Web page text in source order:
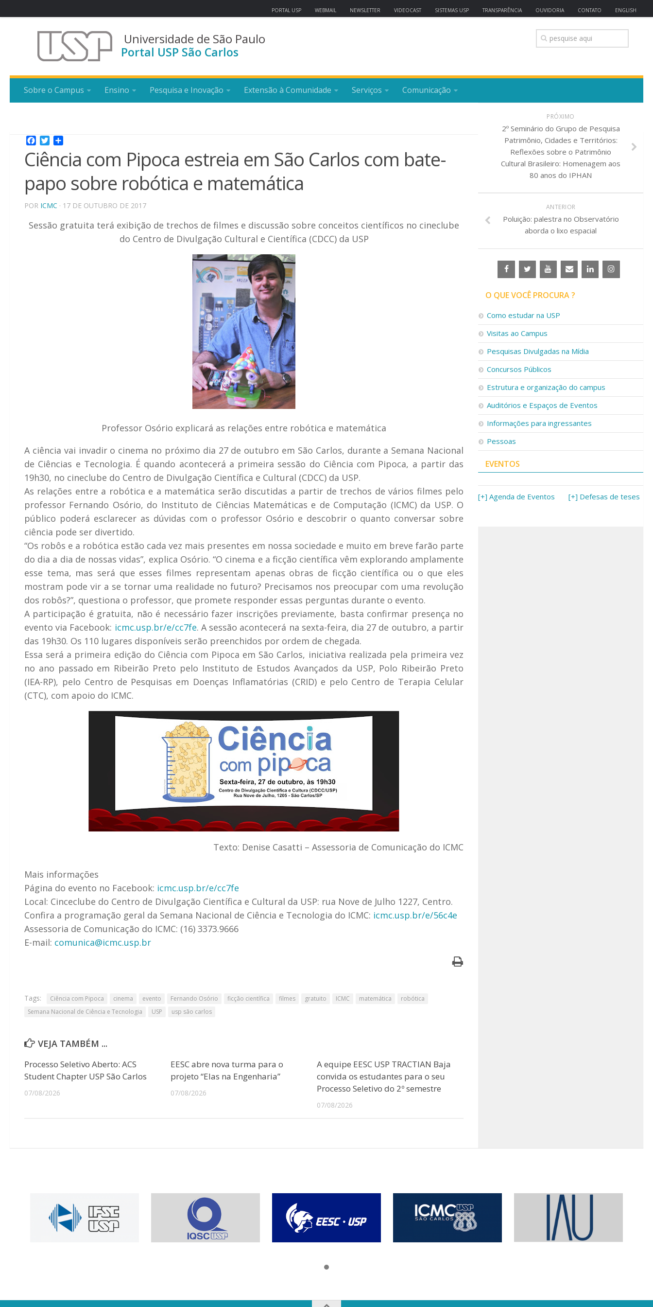
PORTAL USP WEBMAIL NEWSLETTER VIDEOCAST SISTEMAS USP TRANSPARÊNCIA OUVIDORIA CONTATO ENGLISH
Universidade de São Paulo
Portal USP São Carlos
Sobre o Campus Ensino Pesquisa e Inovação Extensão à Comunidade Serviços Comunicação
Facebook
Twitter
Ciência com Pipoca estreia em São Carlos com bate-
papo sobre robótica e matemática
POR ICMC · 17 DE OUTUBRO DE 2017
Sessão gratuita terá exibição de trechos de filmes e discussão sobre conceitos científicos no cineclube
do Centro de Divulgação Cultural e Científica (CDCC) da USP
Professor Osório explicará as relações entre robótica e matemática
A ciência vai invadir o cinema no próximo dia 27 de outubro em São Carlos, durante a Semana Nacional
de Ciências e Tecnologia. É quando acontecerá a primeira sessão do Ciência com Pipoca, a partir das
19h30, no cineclube do Centro de Divulgação Científica e Cultural (CDCC) da USP.
As relações entre a robótica e a matemática serão discutidas a partir de trechos de vários filmes pelo
professor Fernando Osório, do Instituto de Ciências Matemáticas e de Computação (ICMC) da USP. O
público poderá esclarecer as dúvidas com o professor Osório e descobrir o quanto conversar sobre
ciência pode ser divertido.
“Os robôs e a robótica estão cada vez mais presentes em nossa sociedade e muito em breve farão parte
do dia a dia de nossas vidas”, explica Osório. “O cinema e a ficção científica vêm explorando amplamente
esse tema, mas será que esses filmes representam apenas obras de ficção científica ou o que eles
mostram pode vir a se tornar uma realidade no futuro? Precisamos nos preocupar com uma revolução
dos robôs?”, questiona o professor, que promete responder essas perguntas durante o evento.
A participação é gratuita, não é necessário fazer inscrições previamente, basta confirmar presença no
evento via Facebook: icmc.usp.br/e/cc7fe. A sessão acontecerá na sexta-feira, dia 27 de outubro, a partir
das 19h30. Os 110 lugares disponíveis serão preenchidos por ordem de chegada.
Essa será a primeira edição do Ciência com Pipoca em São Carlos, iniciativa realizada pela primeira vez
no ano passado em Ribeirão Preto pelo Instituto de Estudos Avançados da USP, Polo Ribeirão Preto
(IEA-RP), pelo Centro de Pesquisas em Doenças Inflamatórias (CRID) e pelo Centro de Terapia Celular
(CTC), com apoio do ICMC.
Texto: Denise Casatti – Assessoria de Comunicação do ICMC
Mais informações
Página do evento no Facebook: icmc.usp.br/e/cc7fe
Local: Cinceclube do Centro de Divulgação Científica e Cultural da USP: rua Nove de Julho 1227, Centro.
Confira a programação geral da Semana Nacional de Ciência e Tecnologia do ICMC: icmc.usp.br/e/56c4e
Assessoria de Comunicação do ICMC: (16) 3373.9666
E-mail: comunica@icmc.usp.br
Tags: Ciência com Pipoca cinema evento Fernando Osório ficção científica filmes gratuito ICMC matemática
robótica
Semana Nacional de Ciência e Tecnologia
USP usp são carlos
VEJA TAMBÉM ...
Processo Seletivo Aberto: ACS
Student Chapter USP São Carlos
07/08/2026
EESC abre nova turma para o
projeto “Elas na Engenharia”
07/08/2026
A equipe EESC USP TRACTIAN Baja
convida os estudantes para o seu
Processo Seletivo do 2º semestre
07/08/2026
PRÓXIMO
2º Seminário do Grupo de Pesquisa
Patrimônio, Cidades e Territórios:
Reflexões sobre o Patrimônio
Cultural Brasileiro: Homenagem aos
80 anos do IPHAN
ANTERIOR
Poluição: palestra no Observatório
aborda o lixo espacial
O QUE VOCÊ PROCURA ?
Como estudar na USP
Visitas ao Campus
Pesquisas Divulgadas na Mídia
Concursos Públicos
Estrutura e organização do campus
Auditórios e Espaços de Eventos
Informações para ingressantes
Pessoas
EVENTOS
[+] Agenda de Eventos [+] Defesas de teses